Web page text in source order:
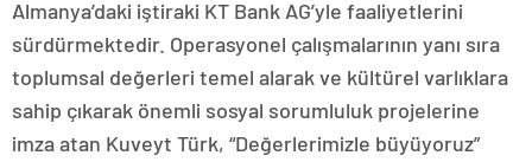
Almanya’daki iştiraki KT Bank AG’yle faaliyetlerini
sürdürmektedir. Operasyonel çalışmalarının yanı sıra
toplumsal değerleri temel alarak ve kültürel varlıklara
sahip çıkarak önemli sosyal sorumluluk projelerine
imza atan Kuveyt Türk, “Değerlerimizle büyüyoruz”